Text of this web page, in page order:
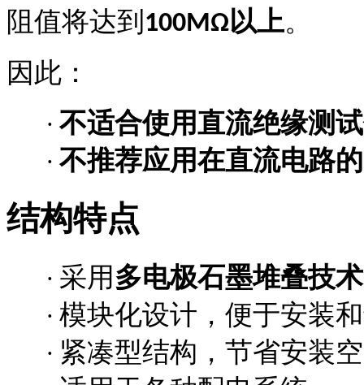
阻值将达到 100MΩ以上。
因此：
· 不适合使用直流绝缘测
· 不推荐应用在直流电路
结构特点
· 采用 多电极石墨堆叠技术
· 模块化设计，便于安装
· 紧凑型结构，节省安装